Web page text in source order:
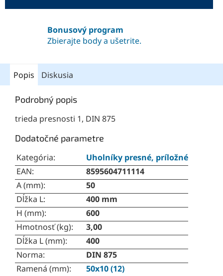
Bonusový program
Zbierajte body a ušetrite.
Popis Diskusia
Podrobný popis
trieda presnosti 1, DIN 875
Dodatočné parametre
Kategória:
Uholníky presné, príložné
EAN:
8595604711114
A (mm):
50
Dĺžka L:
400 mm
H (mm):
600
Hmotnosť (kg):
3,00
Dĺžka L (mm):
400
Norma:
DIN 875
Ramená (mm):
50x10 (12)